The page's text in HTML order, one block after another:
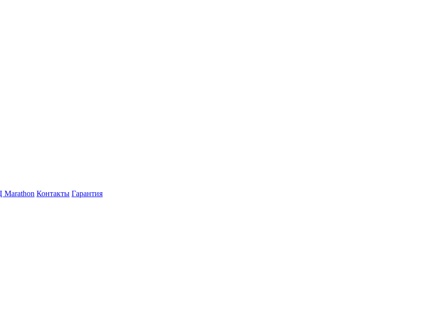
Marathon Контакты Гарантия